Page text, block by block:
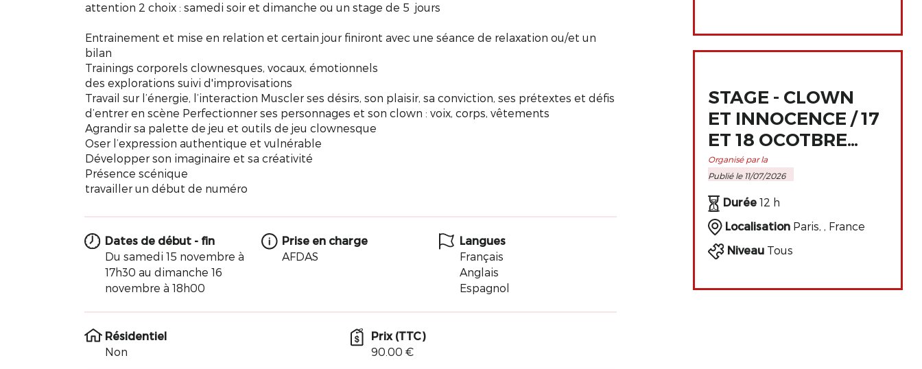
attention 2 choix : samedi soir et dimanche ou un stage de 5 jours
Entrainement et mise en relation et certain jour finiront avec une séance de relaxation ou/et un
bilan
Trainings corporels clownesques, vocaux, émotionnels
des explorations suivi d'improvisations
Travail sur l’énergie, l’interaction Muscler ses désirs, son plaisir, sa conviction, ses prétextes et défis
d’entrer en scène Perfectionner ses personnages et son clown : voix, corps, vêtements
Agrandir sa palette de jeu et outils de jeu clownesque
Oser l’expression authentique et vulnérable
Développer son imaginaire et sa créativité
Présence scénique
travailler un début de numéro
Dates de début - fin
Du samedi 15 novembre à
17h30 au dimanche 16
novembre à 18h00
Prise en charge
AFDAS
Langues
Français
Anglais
Espagnol
Résidentiel
Non
Prix (TTC)
90.00 €
STAGE - CLOWN
ET INNOCENCE / 17
ET 18 OCOTBRE
2026 À PARIS
Organisé par la
Publié le 11/07/2026
Durée12 h
LocalisationParis, , France
NiveauTous